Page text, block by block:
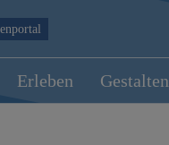
Erleben Gestalten